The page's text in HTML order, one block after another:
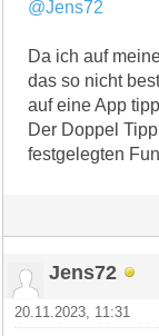
@Jens72
Da ich auf
das so nicht
auf eine App
Der Doppel
festgelegten
Jens72
20.11.2023, 11:31